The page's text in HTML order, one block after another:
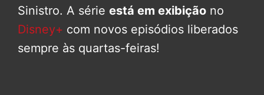
Sinistro. A série está em exibição no
Disney+ com novos episódios liberados
sempre às quartas-feiras!